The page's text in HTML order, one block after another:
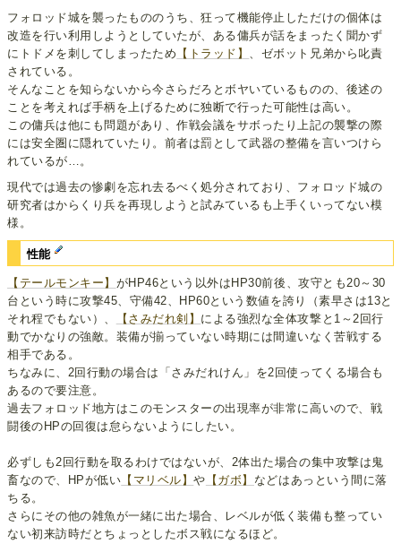
フォロッド城を襲ったもののうち、狂って機能停止しただけの個体は
改造を行い利用しようとしていたが、ある傭兵が話をまったく聞かず
にトドメを刺してしまったため 【トラッド】
、ゼボット兄弟から叱責
されている。
そんなことを知らないから今さらだろとボヤいているものの、後述の
ことを考えれば手柄を上げるために独断で行った可能性は高い。
この傭兵は他にも問題があり、作戦会議をサボったり上記の襲撃の際
には安全圏に隠れていたり。前者は罰として武器の整備を言いつけら
れているが…。
現代では過去の惨劇を忘れ去るべく処分されており、フォロッド城の
研究者はからくり兵を再現しようと試みているも上手くいってない模
様。
性能
【テールモンキー】 がHP46という以外はHP30前後、攻守とも20～30
台という時に攻撃45、守備42、HP60という数値を誇り（素早さは13と
それ程でもない）、
【さみだれ剣】 による強烈な全体攻撃と1～2回行
動でかなりの強敵。装備が揃っていない時期には間違いなく苦戦する
相手である。
ちなみに、2回行動の場合は「さみだれけん」を2回使ってくる場合も
あるので要注意。
過去フォロッド地方はこのモンスターの出現率が非常に高いので、戦
闘後のHPの回復は怠らないようにしたい。
必ずしも2回行動を取るわけではないが、2体出た場合の集中攻撃は鬼
畜なので、HPが低い 【マリベル】や 【ガボ】 などはあっという間に落
ちる。
さらにその他の雑魚が一緒に出た場合、レベルが低く装備も整ってい
ない初来訪時だとちょっとしたボス戦になるほど。